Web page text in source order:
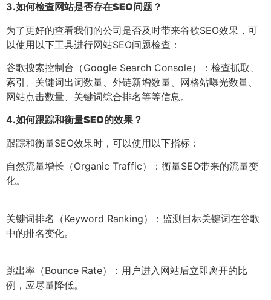
3.如何检查网站是否存在SEO问题？
为了更好的查看我们的公司是否及时带来谷歌SEO效果，可
以使用以下工具进行网站SEO问题检查：
谷歌搜索控制台（Google Search Console）：检查抓取、
索引、关键词出词数量、外链新增数量、网格站曝光数量、
网站点击数量、关键词综合排名等等信息。
4.如何跟踪和衡量SEO的效果？
跟踪和衡量SEO效果时，可以使用以下指标：
自然流量增长（Organic Traffic）：衡量SEO带来的流量变
化。
关键词排名（Keyword Ranking）：监测目标关键词在谷歌
中的排名变化。
跳出率（Bounce Rate）：用户进入网站后立即离开的比
例，应尽量降低。